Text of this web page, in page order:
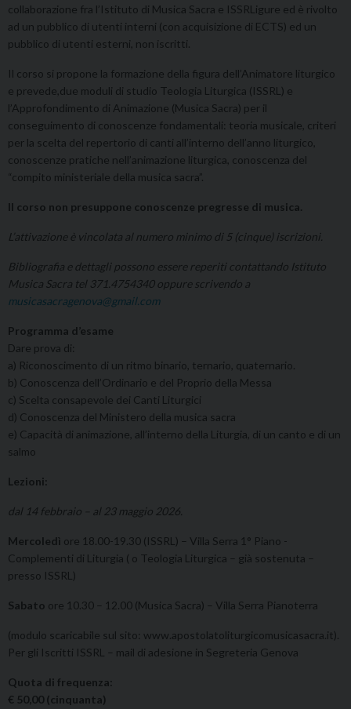
collaborazione fra l’Istituto di Musica Sacra e ISSRLigure ed è rivolto
ad un pubblico di utenti interni (con acquisizione di ECTS) ed un
pubblico di utenti esterni, non iscritti.
Il corso si propone la formazione della figura dell’Animatore liturgico
e prevede,due moduli di studio Teologia Liturgica (ISSRL) e
l’Approfondimento di Animazione (Musica Sacra) per il
conseguimento di conoscenze fondamentali: teoria musicale, criteri
per la scelta del repertorio di canti all’interno dell’anno liturgico,
conoscenze pratiche nell’animazione liturgica, conoscenza del
“compito ministeriale della musica sacra”.
Il corso non presuppone conoscenze pregresse di musica.
L’attivazione è vincolata al numero minimo di 5 (cinque) iscrizioni.
Bibliografia e dettagli possono essere reperiti contattando Istituto
Musica Sacra tel 371.4754340 oppure scrivendo a
musicasacragenova@gmail.com
Programma d’esame
Dare prova di:
a) Riconoscimento di un ritmo binario, ternario, quaternario.
b) Conoscenza dell’Ordinario e del Proprio della Messa
c) Scelta consapevole dei Canti Liturgici
d) Conoscenza del Ministero della musica sacra
e) Capacità di animazione, all’interno della Liturgia, di un canto e di un
salmo
Lezioni:
dal 14 febbraio – al 23 maggio 2026.
Mercoledì ore 18.00-19.30 (ISSRL) – Villa Serra 1° Piano -
Complementi di Liturgia ( o Teologia Liturgica – già sostenuta –
presso ISSRL)
Sabato ore 10.30 – 12.00 (Musica Sacra) – Villa Serra Pianoterra
(modulo scaricabile sul sito: www.apostolatoliturgicomusicasacra.it).
Per gli Iscritti ISSRL – mail di adesione in Segreteria Genova
Quota di frequenza:
€ 50,00 (cinquanta)